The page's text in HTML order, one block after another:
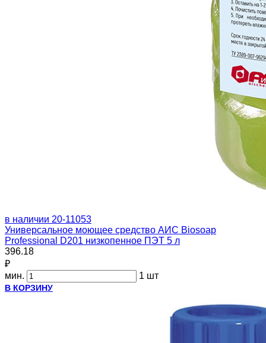
в наличии 20-11053
Универсальное моющее средство АИС Biosoap
Professional D201 низкопенное ПЭТ 5 л
396.18
₽
мин.
1 шт
В КОРЗИНУ